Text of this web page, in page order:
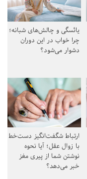
یائسگی و چالش‌های شبانه؛
چرا خواب در این دوران
دشوار می‌شود؟
ارتباط شگفت‌انگیز دست‌خط
با زوال عقل؛ آیا نحوه
نوشتن شما از پیری مغز
خبر می‌دهد؟